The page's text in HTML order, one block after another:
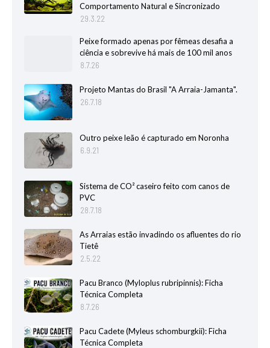
Comportamento Natural e Sincronizado
29.3.22
Peixe formado apenas por fêmeas desafia a
ciência e sobrevive há mais de 100 mil anos
8.7.26
Projeto Mantas do Brasil "A Arraia-Jamanta".
26.7.18
Outro peixe leão é capturado em Noronha
6.9.21
Sistema de CO² caseiro feito com canos de
PVC
28.7.18
As Arraias estão invadindo os afluentes do rio
Tietê
2.5.22
Pacu Branco (Myloplus rubripinnis): Ficha
Técnica Completa
8.7.26
Pacu Cadete (Myleus schomburgkii): Ficha
Técnica Completa